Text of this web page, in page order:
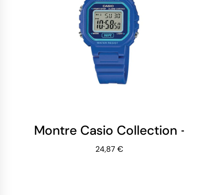
Montre Casio Collection -
24,87 €